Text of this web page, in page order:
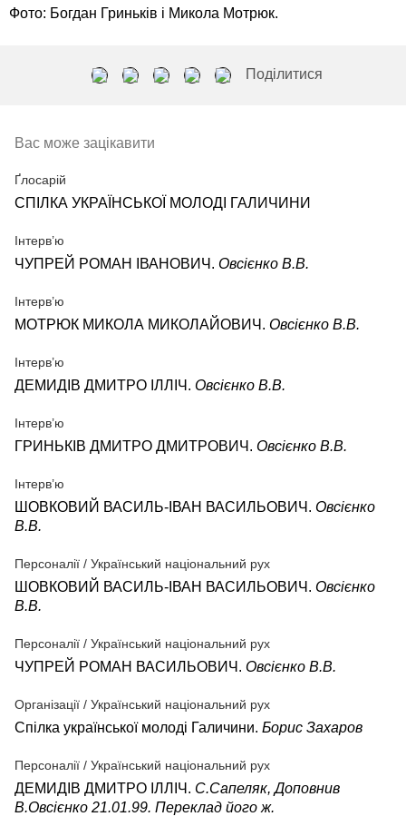
Фото: Богдан Гриньків і Микола Мотрюк.
Поділитися
Вас може зацікавити
Ґлосарій
СПІЛКА УКРАЇНСЬКОЇ МОЛОДІ ГАЛИЧИНИ
Інтерв’ю
ЧУПРЕЙ РОМАН ІВАНОВИЧ. Овсієнко В.В.
Інтерв’ю
МОТРЮК МИКОЛА МИКОЛАЙОВИЧ. Овсієнко В.В.
Інтерв’ю
ДЕМИДІВ ДМИТРО ІЛЛІЧ. Овсієнко В.В.
Інтерв’ю
ГРИНЬКІВ ДМИТРО ДМИТРОВИЧ. Овсієнко В.В.
Інтерв’ю
ШОВКОВИЙ ВАСИЛЬ-ІВАН ВАСИЛЬОВИЧ. Овсієнко
В.В.
Персоналії / Український національний рух
ШОВКОВИЙ ВАСИЛЬ-ІВАН ВАСИЛЬОВИЧ. Овсієнко
В.В.
Персоналії / Український національний рух
ЧУПРЕЙ РОМАН ВАСИЛЬОВИЧ. Овсієнко В.В.
Організації / Український національний рух
Спілка української молоді Галичини. Борис Захаров
Персоналії / Український національний рух
ДЕМИДІВ ДМИТРО ІЛЛІЧ. С.Сапеляк, Доповнив
В.Овсієнко 21.01.99. Переклад його ж.